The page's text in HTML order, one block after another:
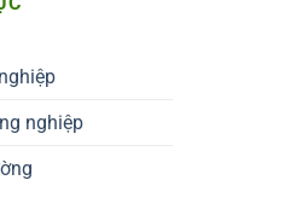
nghiệp